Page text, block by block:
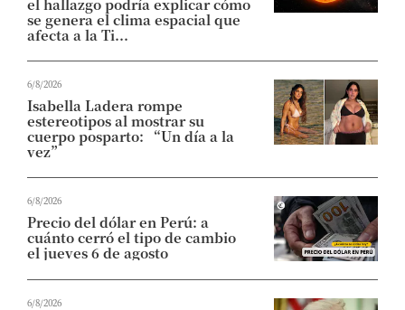
el hallazgo podría explicar cómo
se genera el clima espacial que
afecta a la Ti...
6/8/2026
Isabella Ladera rompe
estereotipos al mostrar su
cuerpo posparto: “Un día a la
vez”
6/8/2026
Precio del dólar en Perú: a
cuánto cerró el tipo de cambio
el jueves 6 de agosto
6/8/2026